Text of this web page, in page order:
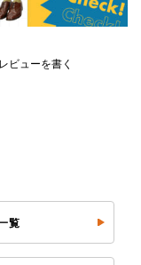
レビューを書く
覧